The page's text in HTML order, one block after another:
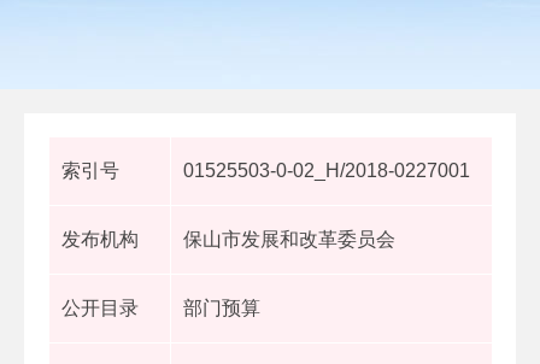
索引号 01525503-0-02_H/2018-0227001
发布机构 保山市发展和改革委员会
公开目录 部门预算